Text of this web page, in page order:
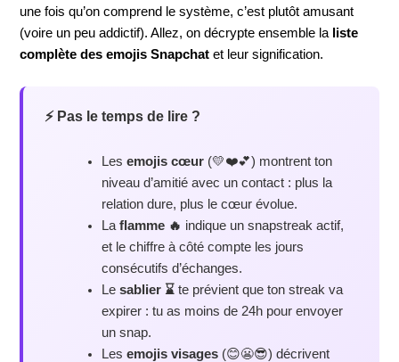
une fois qu’on comprend le système, c’est plutôt amusant
(voire un peu addictif). Allez, on décrypte ensemble la liste
complète des emojis Snapchat et leur signification.
⚡ Pas le temps de lire ?
Lesemojis cœur (💛❤️💕) montrent ton
niveau d’amitié avec un contact : plus la
relation dure, plus le cœur évolue.
Laflamme 🔥 indique un snapstreak actif,
et le chiffre à côté compte les jours
consécutifs d’échanges.
Lesablier ⌛ te prévient que ton streak va
expirer : tu as moins de 24h pour envoyer
un snap.
Lesemojis visages (😊😬😎) décrivent